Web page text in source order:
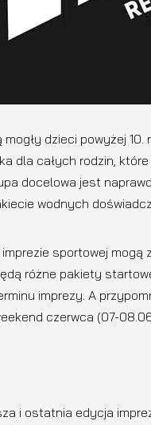
dzieci powyżej
dla całych rodzin,
docelowa jest
wodnych
sportowej mogą
różne pakiety
imprezy. A
czerwca (07-
i ostatnia edycja